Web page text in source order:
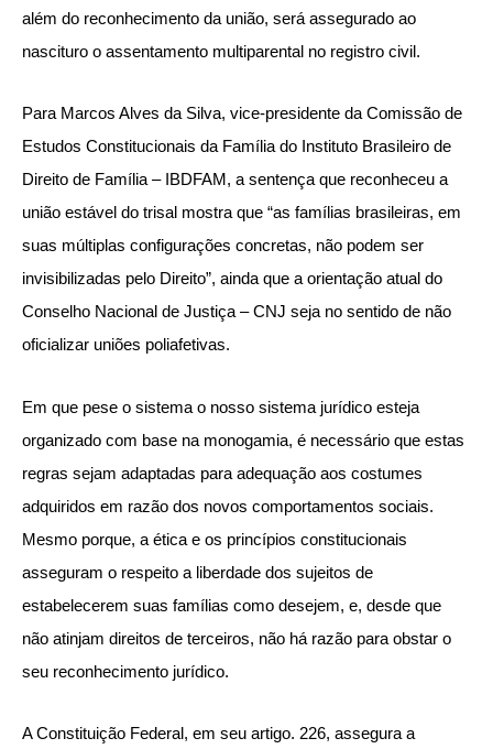
além do reconhecimento da união, será assegurado ao
nascituro o assentamento multiparental no registro civil.
Para Marcos Alves da Silva, vice-presidente da Comissão de
Estudos Constitucionais da Família do Instituto Brasileiro de
Direito de Família – IBDFAM, a sentença que reconheceu a
união estável do trisal mostra que “as famílias brasileiras, em
suas múltiplas configurações concretas, não podem ser
invisibilizadas pelo Direito”, ainda que a orientação atual do
Conselho Nacional de Justiça – CNJ seja no sentido de não
oficializar uniões poliafetivas.
Em que pese o sistema o nosso sistema jurídico esteja
organizado com base na monogamia, é necessário que estas
regras sejam adaptadas para adequação aos costumes
adquiridos em razão dos novos comportamentos sociais.
Mesmo porque, a ética e os princípios constitucionais
asseguram o respeito a liberdade dos sujeitos de
estabelecerem suas famílias como desejem, e, desde que
não atinjam direitos de terceiros, não há razão para obstar o
seu reconhecimento jurídico.
A Constituição Federal, em seu artigo. 226, assegura a